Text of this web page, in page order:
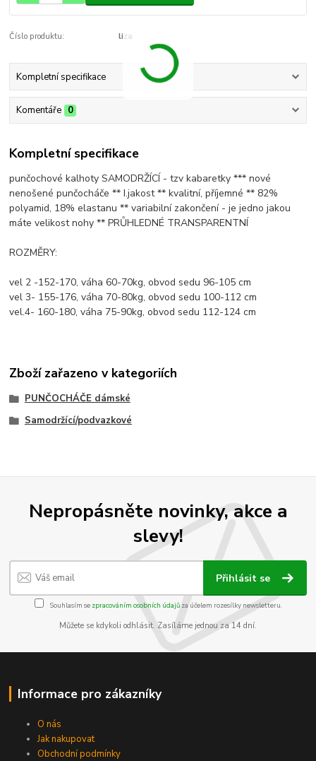
Číslo produktu: liza
Kompletní specifikace
Komentáře 0
Kompletní specifikace
punčochové kalhoty SAMODRŽÍCÍ - tzv kabaretky *** nové
nenošené punčocháče ** I.jakost ** kvalitní, příjemné ** 82%
polyamid, 18% elastanu ** variabilní zakončení - je jedno jakou
máte velikost nohy ** PRŮHLEDNÉ TRANSPARENTNÍ
ROZMĚRY:
vel 2 -152-170, váha 60-70kg, obvod sedu 96-105 cm
vel 3- 155-176, váha 70-80kg, obvod sedu 100-112 cm
vel.4- 160-180, váha 75-90kg, obvod sedu 112-124 cm
Zboží zařazeno v kategoriích
PUNČOCHÁČE dámské
Samodržící/podvazkové
Nepropásněte novinky, akce a
slevy!
Přihlásit se
Souhlasím se zpracováním osobních údajůza účelem rozesílky newsletteru.
Můžete se kdykoli odhlásit. Zasíláme jednou za 14 dní.
Informace pro zákazníky
O nás
Jak nakupovat
Obchodní podmínky